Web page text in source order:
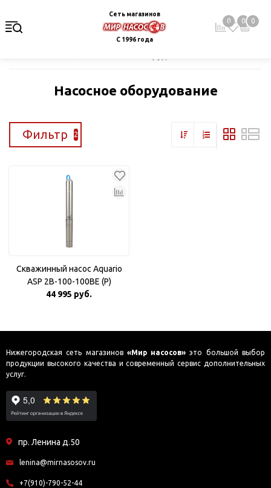
Сеть магазинов
С 1996 года
0 0 0
Насосное оборудование
Фильтр 2
Скважинный насос Aquario
ASP 2B-100-100BE (P)
Плавный пуск
44 995 руб.
Нижегородская сеть магазинов «Мир насосов» это большой выбор
продукции высокого качества и современный сервис дополнительных
услуг.
пр. Ленина д.50
lenina@mirnasosov.ru
+7(910)-790-52-44